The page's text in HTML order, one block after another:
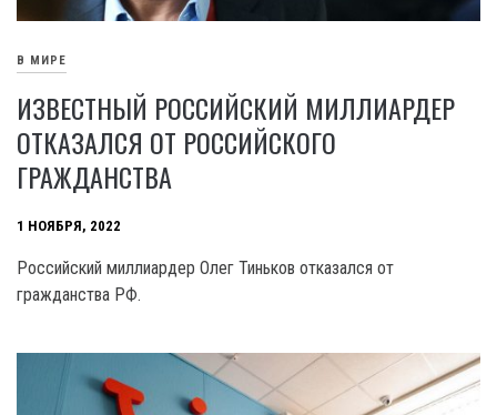
В МИРЕ
ИЗВЕСТНЫЙ РОССИЙСКИЙ МИЛЛИАРДЕР
ОТКАЗАЛСЯ ОТ РОССИЙСКОГО
ГРАЖДАНСТВА
1 НОЯБРЯ, 2022
Российский миллиардер Олег Тиньков отказался от
гражданства РФ.